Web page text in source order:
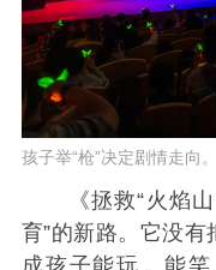
孩子举“枪”决定剧情走向。
《拯救“火焰山”
育”的新路。它没